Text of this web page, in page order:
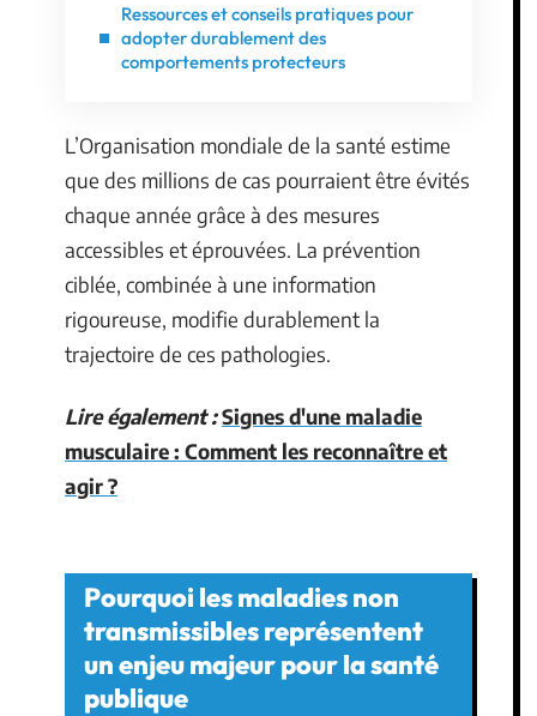
Ressources et conseils pratiques pour
adopter durablement des
comportements protecteurs
L’Organisation mondiale de la santé estime
que des millions de cas pourraient être évités
chaque année grâce à des mesures
accessibles et éprouvées. La prévention
ciblée, combinée à une information
rigoureuse, modifie durablement la
trajectoire de ces pathologies.
Lire également :Signes d'une maladie
musculaire : Comment les reconnaître et
agir ?
Pourquoi les maladies non
transmissibles représentent
un enjeu majeur pour la santé
publique